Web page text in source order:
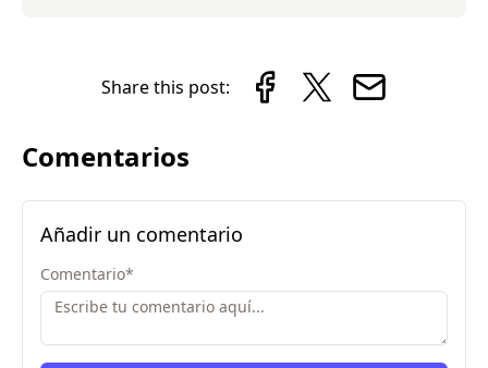
Share this post:
Comentarios
Añadir un comentario
Comentario*